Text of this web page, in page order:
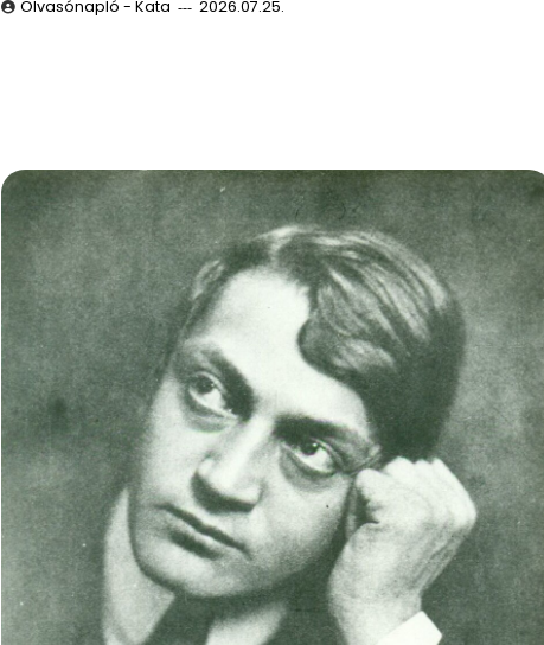
Olvasónapló - Kata 2026.07.25.